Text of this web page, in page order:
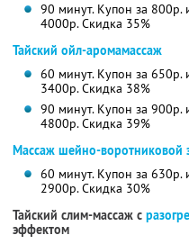
90 минут. Купон за 800р.
4000р. Скидка 35%
Тайский ойл-аромамассаж
60 минут. Купон за 650р.
3400р. Скидка 38%
90 минут. Купон за 900р.
4800р. Скидка 39%
Массаж шейно-воротниковой
60 минут. Купон за 630р.
2900р. Скидка 30%
Тайский слим-массаж с
эффектом